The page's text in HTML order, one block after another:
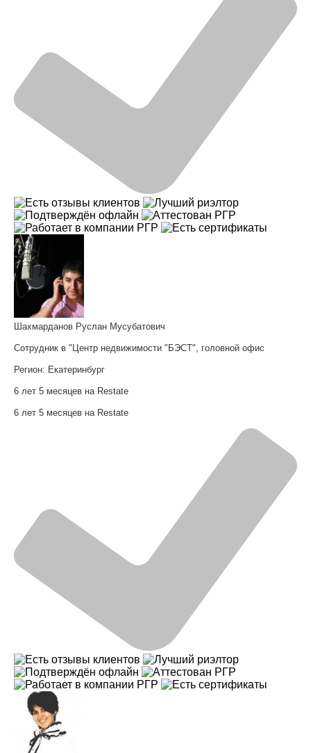
Шахмарданов Руслан Мусубатович
Сотрудник в "Центр недвижимости "БЭСТ", головной офис
Регион: Екатеринбург
6 лет 5 месяцев на Restate
6 лет 5 месяцев на Restate